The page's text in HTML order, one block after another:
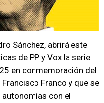
Sánchez, abrirá este
de PP y Vox la serie
en conmemoración del
Franco y que se
con el